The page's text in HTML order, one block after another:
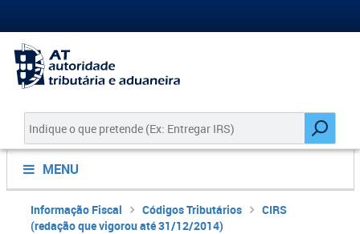
MENU
Informação Fiscal Códigos Tributários
CIRS
(redação que vigorou até 31/12/2014)